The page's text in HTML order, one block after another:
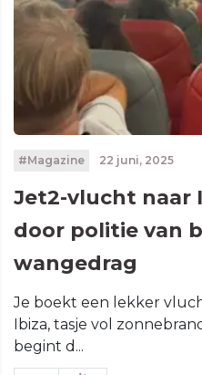
#Magazine 22 juni, 2025
Jet2-vlucht naar
door politie van
wangedrag
Je boekt een lekker
Ibiza, tasje vol
begint d...